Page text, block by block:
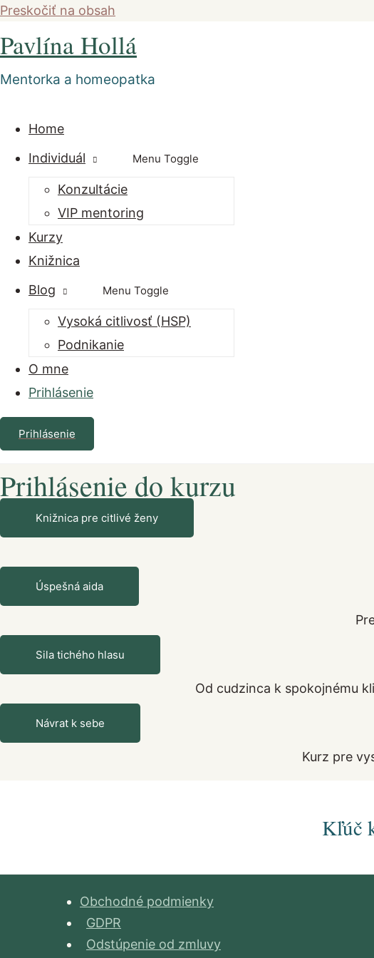
Preskočiť na obsah
Pavlína Hollá
Mentorka a homeopatka
Home
Individuál
Menu Toggle
Konzultácie
VIP mentoring
Kurzy
Knižnica
Blog
Menu Toggle
Vysoká citlivosť (HSP)
Podnikanie
O mne
Prihlásenie
Prihlásenie
Prihlásenie do kurzu
Knižnica pre citlivé ženy
Úspešná aida
Sila tichého hlasu
Od cudzinca k spokojnému
Návrat k sebe
Kurz pre
Kľúč
Obchodné podmienky
GDPR
Odstúpenie od zmluvy